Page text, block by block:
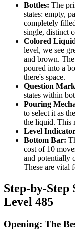
Bottles: The
states: empty,
completely
single, distinct
Colored
level, we see
and brown.
poured into a
there's space.
Question
states within
Pouring
to select it as
the liquid. This
Level
Bottom Bar:
cost of 10
and potentially
These are vital
Step-by-
Level 485
Opening: The